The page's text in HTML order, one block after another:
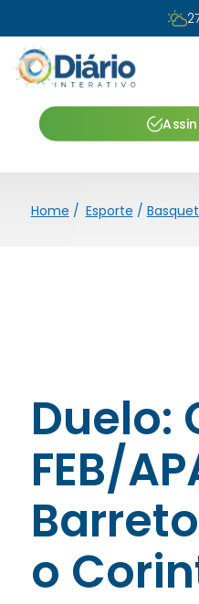
Home / Esporte /
Duelo:
FEB/
o